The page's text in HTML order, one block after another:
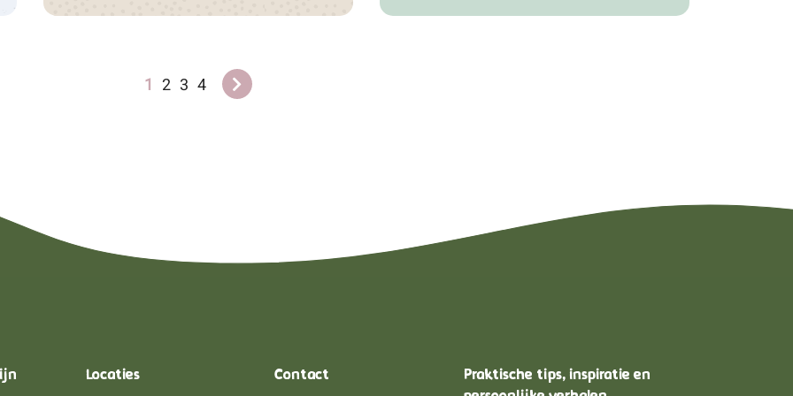
1 2 3 4
Locaties Contact
Praktische tips, inspiratie en